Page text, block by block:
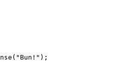
( "Bun!" );